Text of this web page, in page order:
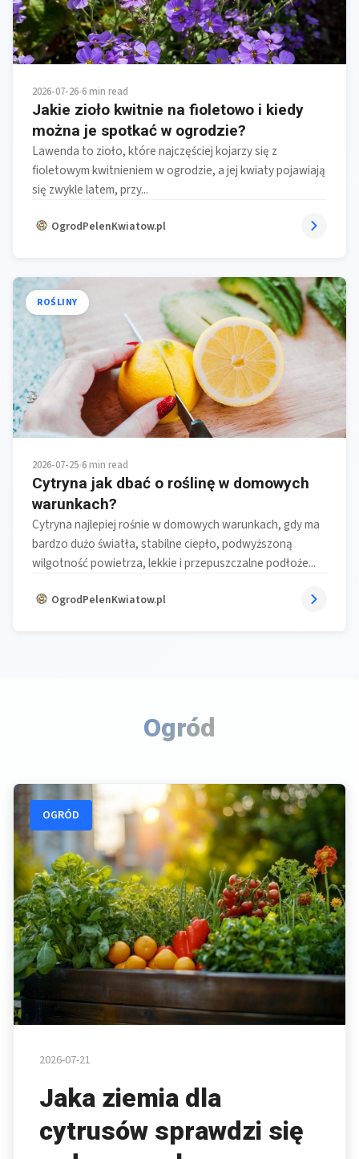
2026-07-26•6 min read
Jakie zioło kwitnie na fioletowo i kiedy
można je spotkać w ogrodzie?
Lawenda to zioło, które najczęściej kojarzy się z
fioletowym kwitnieniem w ogrodzie, a jej kwiaty pojawiają
się zwykle latem, przy...
OgrodPelenKwiatow.pl
ROŚLINY
2026-07-25•6 min read
Cytryna jak dbać o roślinę w domowych
warunkach?
Cytryna najlepiej rośnie w domowych warunkach, gdy ma
bardzo dużo światła, stabilne ciepło, podwyższoną
wilgotność powietrza, lekkie i przepuszczalne podłoże...
OgrodPelenKwiatow.pl
Ogród
OGRÓD
2026-07-21
Jaka ziemia dla
cytrusów sprawdzi się